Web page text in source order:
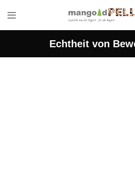
Echtheit von